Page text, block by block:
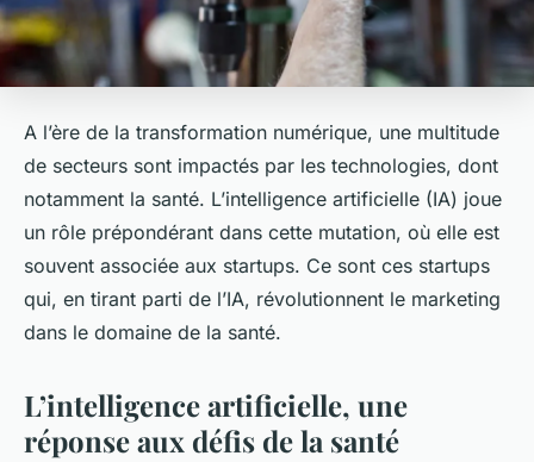
A l’ère de la transformation numérique, une multitude
de secteurs sont impactés par les technologies, dont
notamment la santé. L’intelligence artificielle (IA) joue
un rôle prépondérant dans cette mutation, où elle est
souvent associée aux startups. Ce sont ces startups
qui, en tirant parti de l’IA, révolutionnent le marketing
dans le domaine de la santé.
L’intelligence artificielle, une
réponse aux défis de la santé